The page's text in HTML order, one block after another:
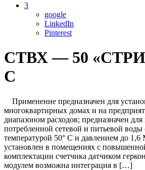
3
google
LinkedIn
Pinterest
СТВХ — 50
С
Применение предназначен для
многоквартирных домах и на
диапазоном расходов; предназначен
потребленной сетевой и питьевой
температурой 50° C и давлением до
установлен в помещениях с
комплектации счетчика датчиком
модулем возможна интеграция в […]